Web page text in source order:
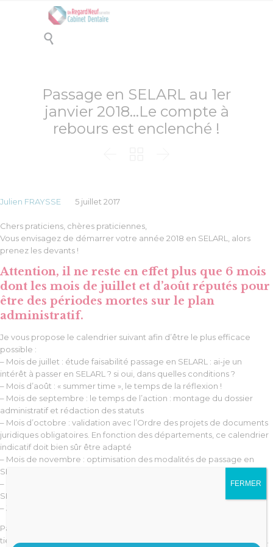

Passage en SELARL au 1er
janvier 2018…Le compte à
rebours est enclenché !
Julien FRAYSSE 5 juillet 2017
Chers praticiens, chères praticiennes,
Vous envisagez de démarrer votre année 2018 en SELARL, alors
prenez les devants !
Attention, il ne reste en effet plus que 6 mois
dont les mois de juillet et d’août réputés pour
être des périodes mortes sur le plan
administratif.
Je vous propose le calendrier suivant afin d’être le plus efficace
possible :
– Mois de juillet : étude faisabilité passage en SELARL : ai-je un
intérêt à passer en SELARL ? si oui, dans quelles conditions ?
– Mois d’août : « summer time », le temps de la réflexion !
– Mois de septembre : le temps de l’action : montage du dossier
administratif et rédaction des statuts
– Mois d’octobre : validation avec l’Ordre des projets de documents
juridiques obligatoires. En fonction des départements, ce calendrier
indicatif doit bien sûr être adapté
– Mois de novembre : optimisation des modalités de passage en
SELARL (fiscalité 2017)
– Mois de décembre : Finalisation du projet et préparation budget
SELARL 2018
– Janvier 2018 : ça y est, je démarre en SELARL !
Passer en SELARL prend du temps et nécessite l’intervention de
tiers : Ordre professionnel, greffe du tribunal de commerce, Urssaf,…
FERMER